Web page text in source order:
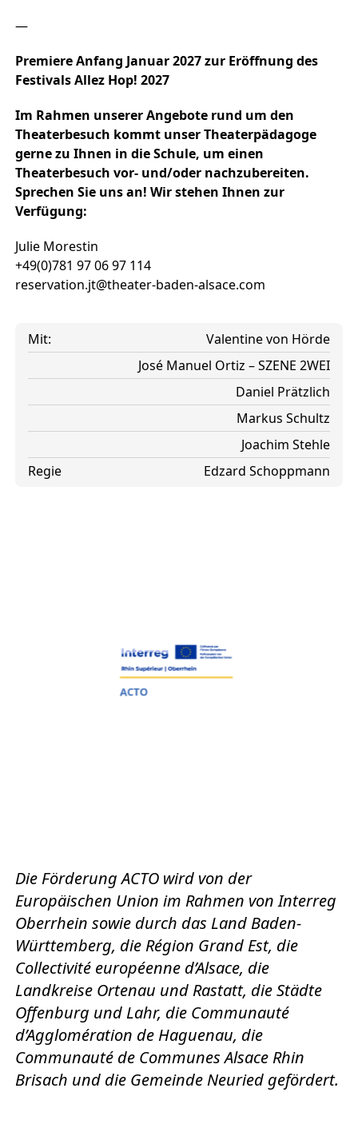
—
Premiere Anfang Januar 2027 zur Eröffnung des
Festivals Allez Hop! 2027
Im Rahmen unserer Angebote rund um den
Theaterbesuch kommt unser Theaterpädagoge
gerne zu Ihnen in die Schule, um einen
Theaterbesuch vor- und/oder nachzubereiten.
Sprechen Sie uns an! Wir stehen Ihnen zur
Verfügung:
Julie Morestin
+49(0)781 97 06 97 114
reservation.jt@theater-baden-alsace.com
Mit:
Valentine von Hörde
José Manuel Ortiz – SZENE 2WEI
Daniel Prätzlich
Markus Schultz
Joachim Stehle
Regie
Edzard Schoppmann
Die Förderung ACTO wird von der
Europäischen Union im Rahmen von Interreg
Oberrhein sowie durch das Land Baden-
Württemberg, die Région Grand Est, die
Collectivité européenne d’Alsace, die
Landkreise Ortenau und Rastatt, die Städte
Offenburg und Lahr, die Communauté
d’Agglomération de Haguenau, die
Communauté de Communes Alsace Rhin
Brisach und die Gemeinde Neuried gefördert.